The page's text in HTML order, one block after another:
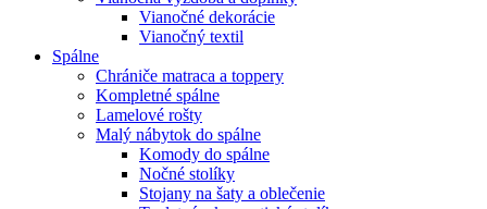
Vianočné dekorácie
Vianočný textil
Spálne
Chrániče matraca a toppery
Kompletné spálne
Lamelové rošty
Malý nábytok do spálne
Komody do spálne
Nočné stolíky
Stojany na šaty a oblečenie